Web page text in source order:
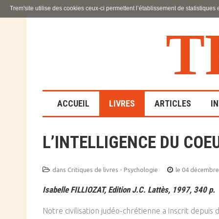
T
ACCUEIL LIVRES
LA FAMILLE
ÉDUCATIVE
SCIENCES HUMAINES
ARTICLES
L’INTELLIGENCE DU
dans Critiques de livres - Psychologie le 04
Isabelle FILLIOZAT, Edition J.C. Lattès, 1997, 340 p.
Notre civilisation judéo-chrétienne a inscrit depuis
Trem'site utilise des cookies ceux-ci permettent l’établissement de statistiques